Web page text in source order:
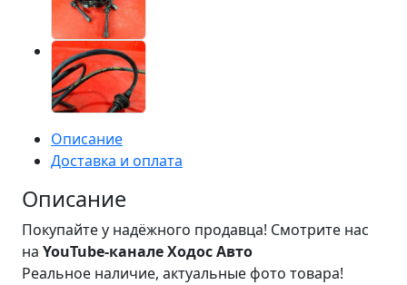
Описание
Доставка и оплата
Описание
Покупайте у надёжного продавца! Смотрите нас
на YouTube-канале Ходос Авто
Реальное наличие, актуальные фото товара!